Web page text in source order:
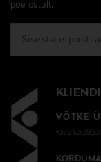
poe ostult.
VÕTKE
+372